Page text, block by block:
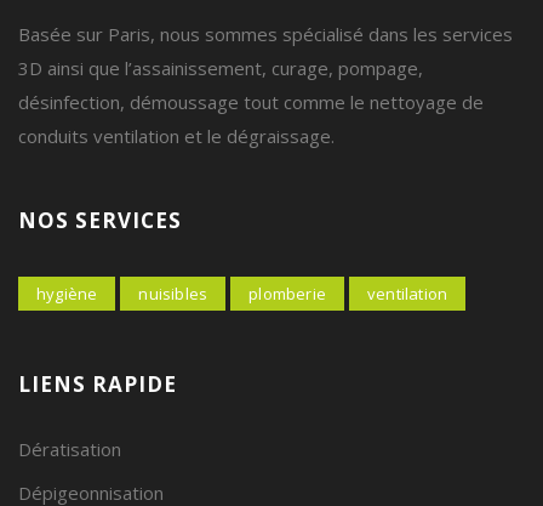
Basée sur Paris, nous sommes spécialisé dans les services
3D ainsi que l’assainissement, curage, pompage,
désinfection, démoussage tout comme le nettoyage de
conduits ventilation et le dégraissage.
NOS SERVICES
hygiène nuisibles plomberie ventilation
LIENS RAPIDE
Dératisation
Dépigeonnisation